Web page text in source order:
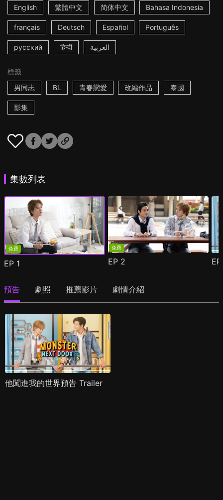
English
繁體中文 简体中文 Bahasa Indonesia
français Deutsch Español Português
русский हिन्दी العربية
標籤
男同志
BL 青春戀愛 改編作品 泰國
影集
集數列表
免費
EP 1
免費
EP 2
預告 劇照 推薦影片 劇情介紹
他闖進我的世界預告 Trailer